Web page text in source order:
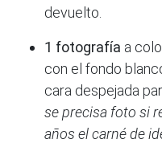
devuelto.
1 fotografía a
con el fondo
cara despejada
se precisa foto si
años el carné de